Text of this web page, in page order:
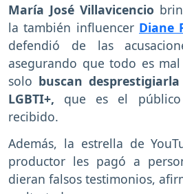
María José Villavicencio
la también influencer Diane
defendió de las
asegurando que todo es
solo buscan
LGBTI+, que es el
recibido.
Además, la estrella de
productor les pagó a
dieran falsos testimonios,